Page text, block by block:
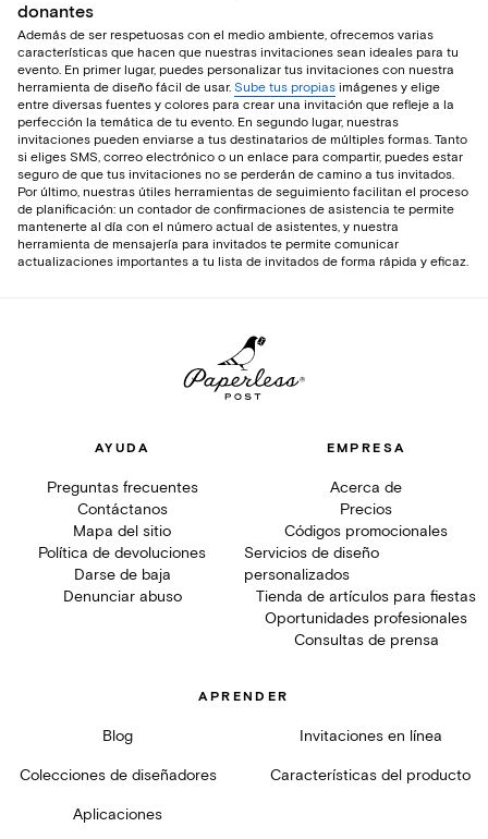
donantes
Además de ser respetuosas con el medio ambiente, ofrecemos varias
características que hacen que nuestras invitaciones sean ideales para tu
evento. En primer lugar, puedes personalizar tus invitaciones con nuestra
herramienta de diseño fácil de usar. Sube tus propias imágenes y elige
entre diversas fuentes y colores para crear una invitación que refleje a la
perfección la temática de tu evento. En segundo lugar, nuestras
invitaciones pueden enviarse a tus destinatarios de múltiples formas. Tanto
si eliges SMS, correo electrónico o un enlace para compartir, puedes estar
seguro de que tus invitaciones no se perderán de camino a tus invitados.
Por último, nuestras útiles herramientas de seguimiento facilitan el proceso
de planificación: un contador de confirmaciones de asistencia te permite
mantenerte al día con el número actual de asistentes, y nuestra
herramienta de mensajería para invitados te permite comunicar
actualizaciones importantes a tu lista de invitados de forma rápida y eficaz.
AYUDA
Preguntas frecuentes
Contáctanos
Mapa del sitio
Política de devoluciones
Darse de baja
Denunciar abuso
EMPRESA
Acerca de
Precios
Códigos promocionales
Servicios de diseño
personalizados
Tienda de artículos para fiestas
Oportunidades profesionales
Consultas de prensa
APRENDER
Blog Invitaciones en línea
Colecciones de diseñadores Características del producto
Aplicaciones